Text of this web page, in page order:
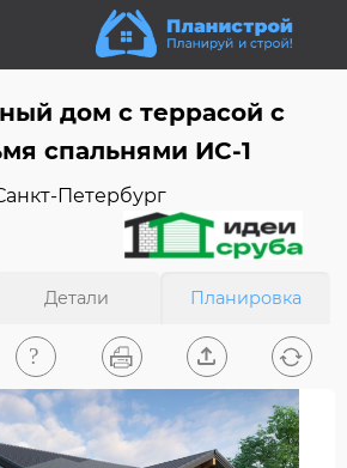
дом c террасой с
спальнями ИС-1
Петербург
Детали Планировка